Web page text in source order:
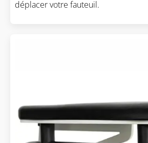
déplacer votre fauteuil.